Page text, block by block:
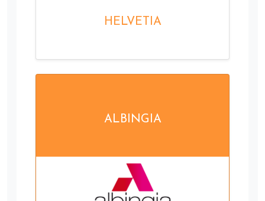
HELVETIA
ALBINGIA